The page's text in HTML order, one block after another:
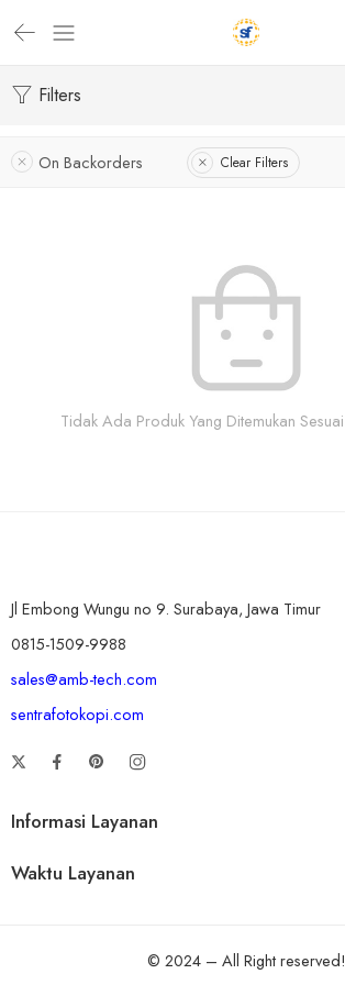
Filters
On Backorders Clear Filters
Tidak Ada Produk Yang Ditemukan
Jl Embong Wungu no 9. Surabaya, Jawa Timur
0815-1509-9988
sales@amb-tech.com
sentrafotokopi.com
Informasi Layanan
Waktu Layanan
© 2024 – All Right reserved!